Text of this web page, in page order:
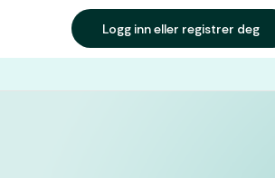
Logg inn eller registrer deg